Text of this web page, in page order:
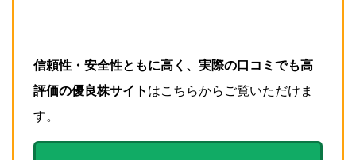
信頼性・安全性ともに高く、実際の口コミでも高
評価の優良株サイト はこちらからご覧いただけま
す。